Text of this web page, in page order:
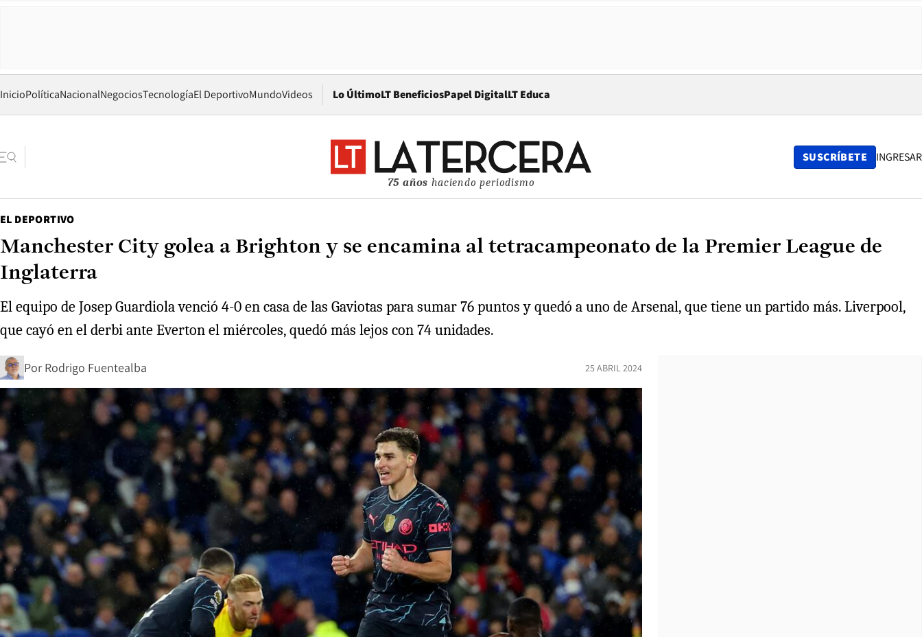
InicioPolíticaNacionalNegociosTecnologíaEl DeportivoMundoVideos Lo ÚltimoLT BeneficiosPapel DigitalOpens in new window
LT Educa
75 años haciendo periodismo
SUSCRÍBETE INGRESAR
EL DEPORTIVO
Manchester City golea a Brighton y se encamina al tetracampeonato de la Premier League de
Inglaterra
El equipo de Josep Guardiola venció 4-0 en casa de las Gaviotas para sumar 76 puntos y quedó a uno de Arsenal, que tiene un partido más. Liverpool,
que cayó en el derbi ante Everton el miércoles, quedó más lejos con 74 unidades.
Por Rodrigo Fuentealba 25 ABRIL 2024